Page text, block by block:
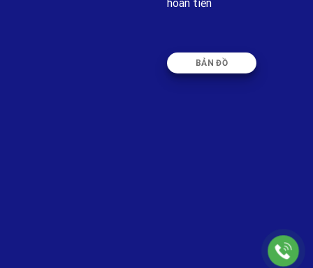
hoàn tiền
BẢN ĐỒ